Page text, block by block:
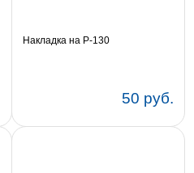
Накладка на Р-130
50 руб.